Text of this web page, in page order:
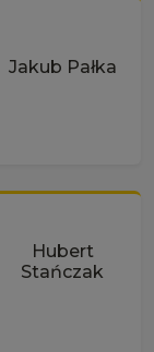
Jakub Pałka
Hubert
Stańczak